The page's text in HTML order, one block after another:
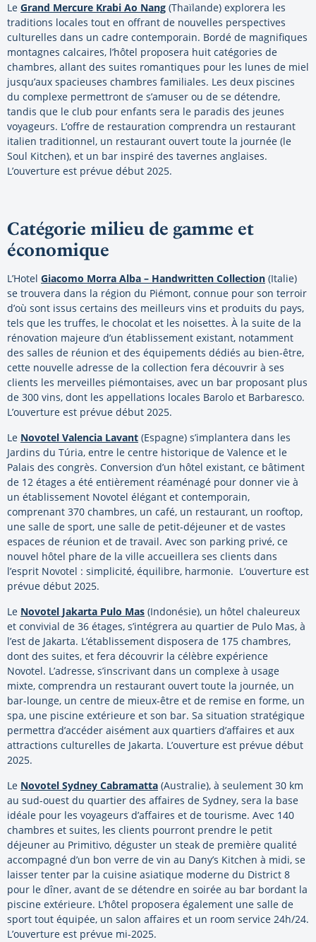
Le Grand Mercure Krabi Ao Nang (Thaïlande) explorera les
traditions locales tout en offrant de nouvelles perspectives
culturelles dans un cadre contemporain. Bordé de magnifiques
montagnes calcaires, l’hôtel proposera huit catégories de
chambres, allant des suites romantiques pour les lunes de miel
jusqu’aux spacieuses chambres familiales. Les deux piscines
du complexe permettront de s’amuser ou de se détendre,
tandis que le club pour enfants sera le paradis des jeunes
voyageurs. L’offre de restauration comprendra un restaurant
italien traditionnel, un restaurant ouvert toute la journée (le
Soul Kitchen), et un bar inspiré des tavernes anglaises.
L’ouverture est prévue début 2025.
Catégorie milieu de gamme et
économique
L’Hotel Giacomo Morra Alba – Handwritten Collection (Italie)
se trouvera dans la région du Piémont, connue pour son terroir
d’où sont issus certains des meilleurs vins et produits du pays,
tels que les truffes, le chocolat et les noisettes. À la suite de la
rénovation majeure d’un établissement existant, notamment
des salles de réunion et des équipements dédiés au bien-être,
cette nouvelle adresse de la collection fera découvrir à ses
clients les merveilles piémontaises, avec un bar proposant plus
de 300 vins, dont les appellations locales Barolo et Barbaresco.
L’ouverture est prévue début 2025.
Le Novotel Valencia Lavant (Espagne) s’implantera dans les
Jardins du Túria, entre le centre historique de Valence et le
Palais des congrès. Conversion d’un hôtel existant, ce bâtiment
de 12 étages a été entièrement réaménagé pour donner vie à
un établissement Novotel élégant et contemporain,
comprenant 370 chambres, un café, un restaurant, un rooftop,
une salle de sport, une salle de petit-déjeuner et de vastes
espaces de réunion et de travail. Avec son parking privé, ce
nouvel hôtel phare de la ville accueillera ses clients dans
l’esprit Novotel : simplicité, équilibre, harmonie. L’ouverture est
prévue début 2025.
Le Novotel Jakarta Pulo Mas (Indonésie), un hôtel chaleureux
et convivial de 36 étages, s’intégrera au quartier de Pulo Mas, à
l’est de Jakarta. L’établissement disposera de 175 chambres,
dont des suites, et fera découvrir la célèbre expérience
Novotel. L’adresse, s’inscrivant dans un complexe à usage
mixte, comprendra un restaurant ouvert toute la journée, un
bar-lounge, un centre de mieux-être et de remise en forme, un
spa, une piscine extérieure et son bar. Sa situation stratégique
permettra d’accéder aisément aux quartiers d’affaires et aux
attractions culturelles de Jakarta. L’ouverture est prévue début
2025.
Le Novotel Sydney Cabramatta (Australie), à seulement 30 km
au sud-ouest du quartier des affaires de Sydney, sera la base
idéale pour les voyageurs d’affaires et de tourisme. Avec 140
chambres et suites, les clients pourront prendre le petit
déjeuner au Primitivo, déguster un steak de première qualité
accompagné d’un bon verre de vin au Dany’s Kitchen à midi, se
laisser tenter par la cuisine asiatique moderne du District 8
pour le dîner, avant de se détendre en soirée au bar bordant la
piscine extérieure. L’hôtel proposera également une salle de
sport tout équipée, un salon affaires et un room service 24h/24.
L’ouverture est prévue mi-2025.